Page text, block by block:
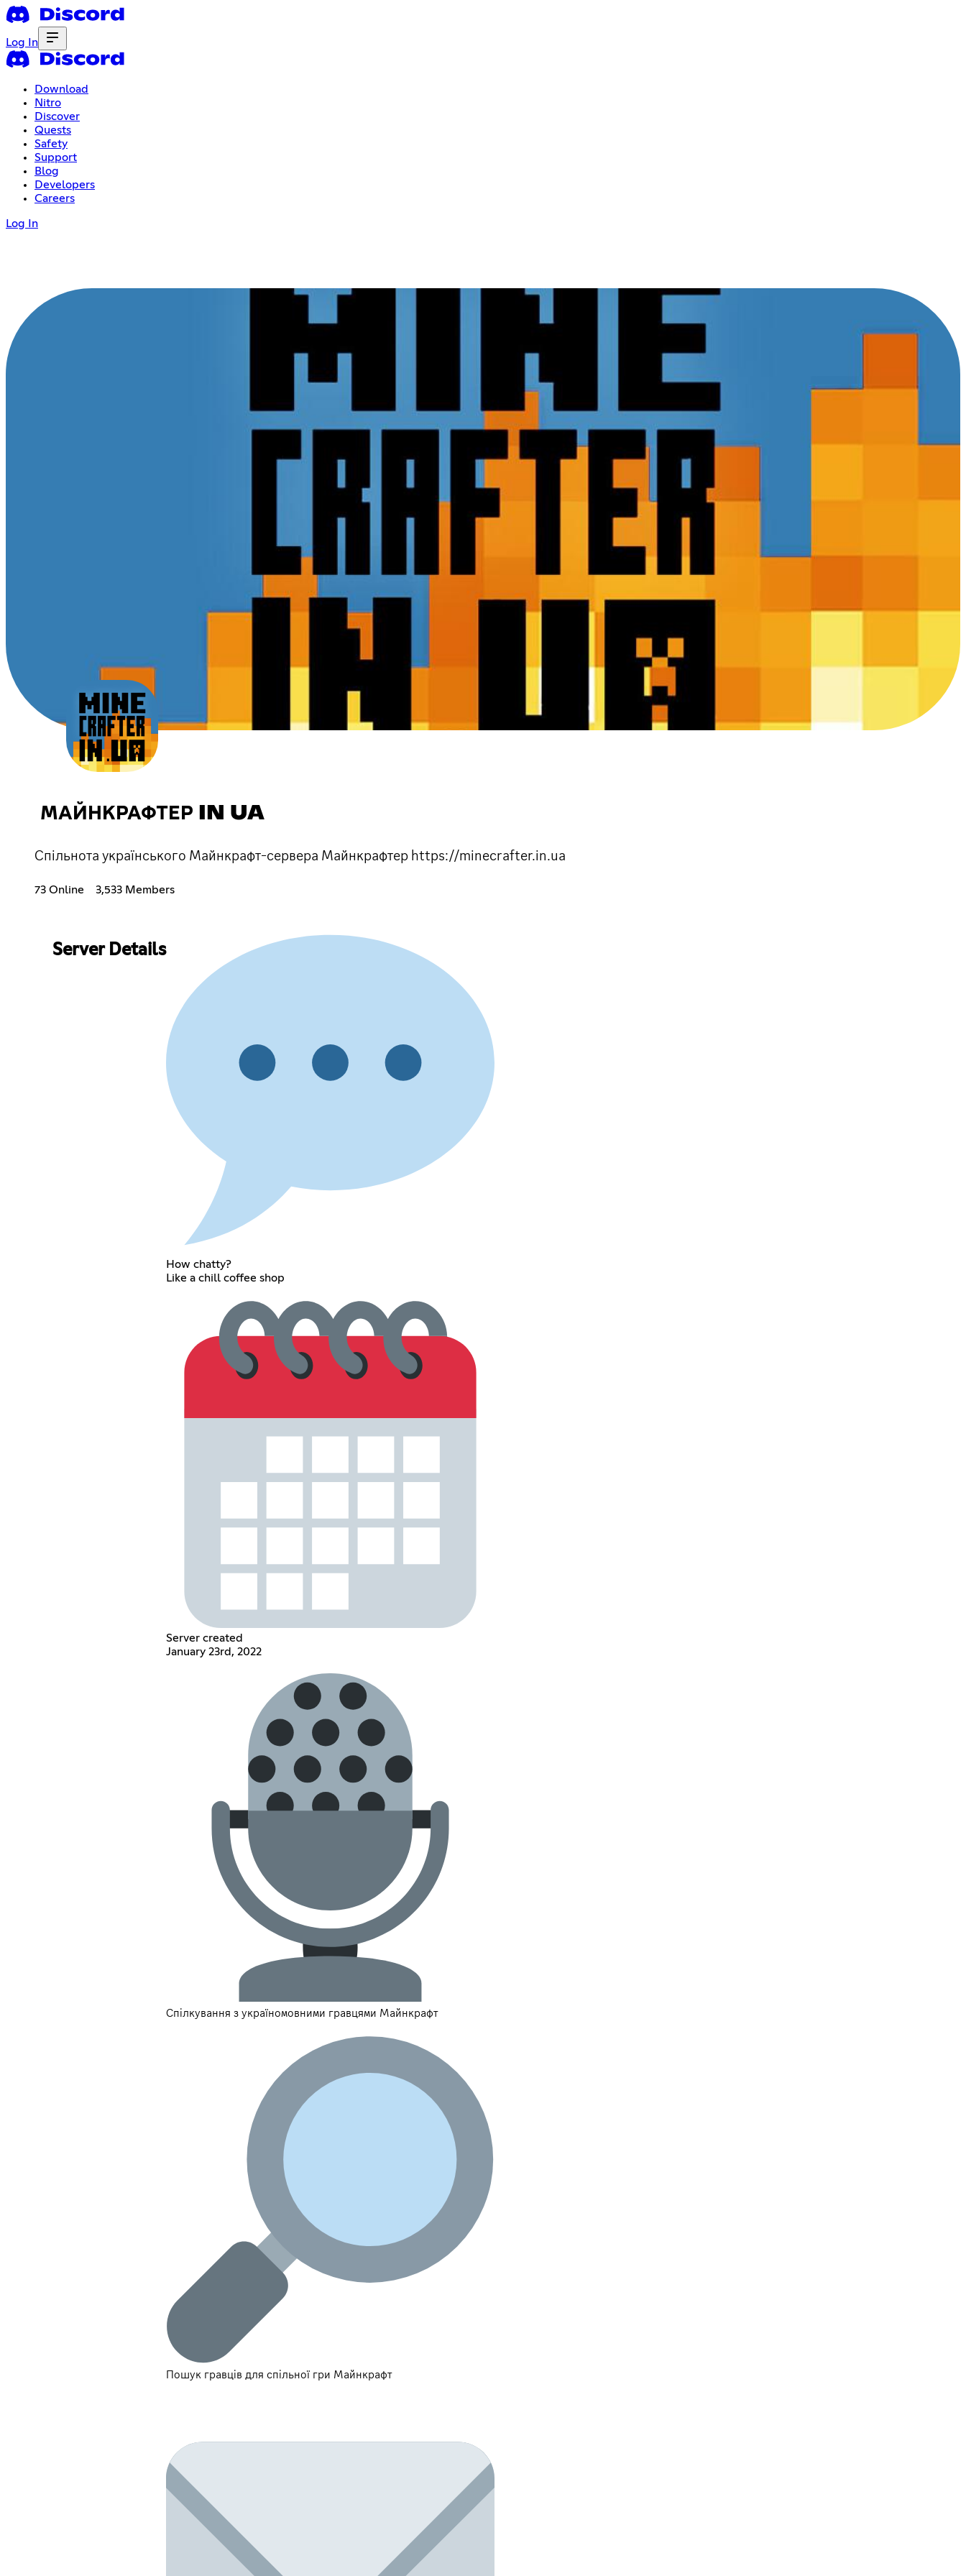
Log In
Download
Nitro
Discover
Quests
Safety
Support
Blog
Developers
Careers
Log In
МАЙНКРАФТЕР IN UA
Спільнота українського Майнкрафт-сервера Майнкрафтер https://minecrafter.in.ua
73 Online 3,533 Members
Server Details
How chatty?
Like a chill coffee shop
Server created
January 23rd, 2022
Спілкування з україномовними гравцями Майнкрафт
Пошук гравців для спільної гри Майнкрафт